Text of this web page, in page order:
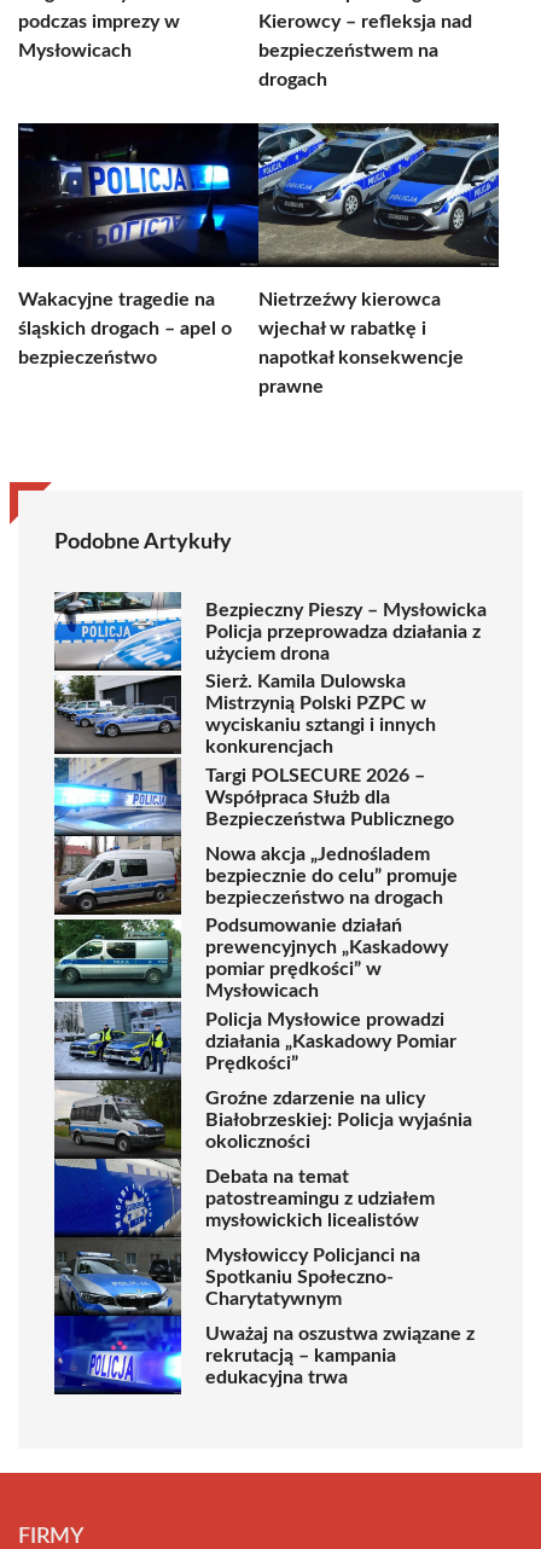
podczas imprezy w
Mysłowicach
Kierowcy – refleksja nad
bezpieczeństwem na
drogach
Wakacyjne tragedie na
śląskich drogach – apel o
bezpieczeństwo
Nietrzeźwy kierowca
wjechał w rabatkę i
napotkał konsekwencje
prawne
Podobne Artykuły
Bezpieczny Pieszy – Mysłowicka
Policja przeprowadza działania z
użyciem drona
Sierż. Kamila Dulowska
Mistrzynią Polski PZPC w
wyciskaniu sztangi i innych
konkurencjach
Targi POLSECURE 2026 –
Współpraca Służb dla
Bezpieczeństwa Publicznego
Nowa akcja „Jednośladem
bezpiecznie do celu” promuje
bezpieczeństwo na drogach
Podsumowanie działań
prewencyjnych „Kaskadowy
pomiar prędkości” w
Mysłowicach
Policja Mysłowice prowadzi
działania „Kaskadowy Pomiar
Prędkości”
Groźne zdarzenie na ulicy
Białobrzeskiej: Policja wyjaśnia
okoliczności
Debata na temat
patostreamingu z udziałem
mysłowickich licealistów
Mysłowiccy Policjanci na
Spotkaniu Społeczno-
Charytatywnym
Uważaj na oszustwa związane z
rekrutacją – kampania
edukacyjna trwa
FIRMY